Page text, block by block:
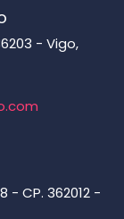
- Vigo,
- CP. 362012 -